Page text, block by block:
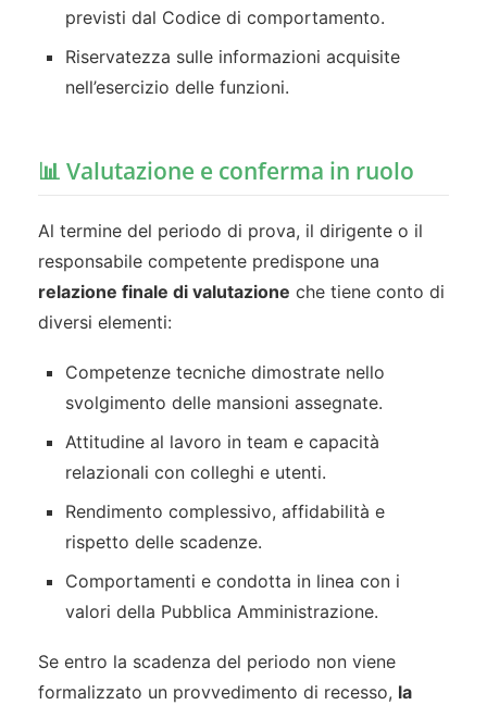
previsti dal Codice di comportamento.
Riservatezza sulle informazioni acquisite
nell’esercizio delle funzioni.
📊 Valutazione e conferma in ruolo
Al termine del periodo di prova, il dirigente o il
responsabile competente predispone una
relazione finale di valutazione che tiene conto di
diversi elementi:
Competenze tecniche dimostrate nello
svolgimento delle mansioni assegnate.
Attitudine al lavoro in team e capacità
relazionali con colleghi e utenti.
Rendimento complessivo, affidabilità e
rispetto delle scadenze.
Comportamenti e condotta in linea con i
valori della Pubblica Amministrazione.
Se entro la scadenza del periodo non viene
formalizzato un provvedimento di recesso, la